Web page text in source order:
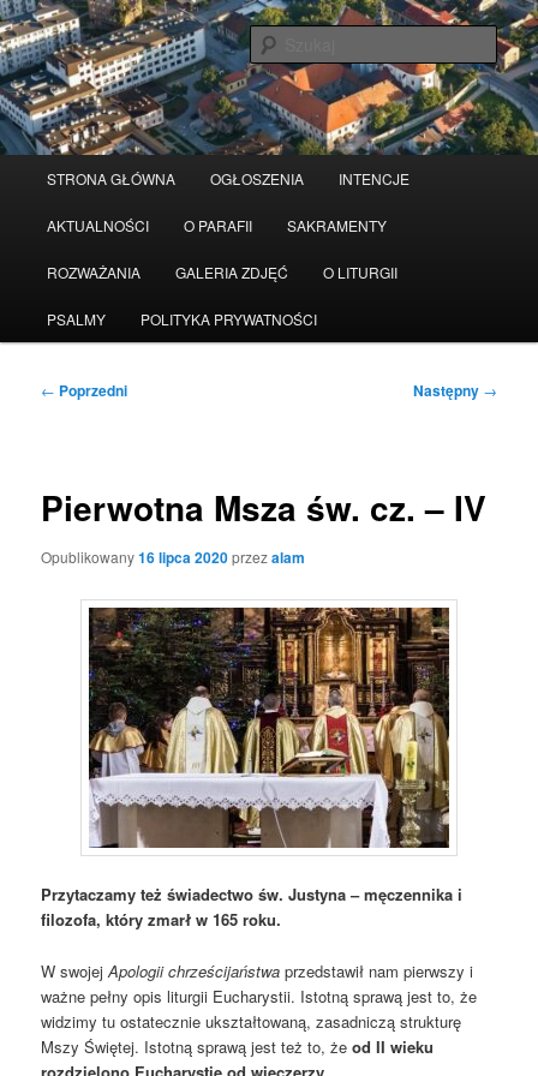
Przeskocz
do
tekstu
STRONA GŁÓWNA OGŁOSZENIA INTENCJE
AKTUALNOŚCI O PARAFII SAKRAMENTY
ROZWAŻANIA GALERIA ZDJĘĆ O LITURGII
PSALMY POLITYKA PRYWATNOŚCI
Nawigacja
← Poprzedni Następny →
Pierwotna Msza św. cz. – IV
Opublikowany16 lipca 2020przezalam
Przytaczamy też świadectwo św. Justyna – męczennika i
filozofa, który zmarł w 165 roku.
W swojejApologii chrześcijaństwa przedstawił nam pierwszy i
ważne pełny opis liturgii Eucharystii. Istotną sprawą jest to, że
widzimy tu ostatecznie ukształtowaną, zasadniczą strukturę
Mszy Świętej. Istotną sprawą jest też to, żeod II wieku
rozdzielono Eucharystie od wieczerzy.
Serwis wykorzystuje pliki Cookies Czytaj więcej odrzuć